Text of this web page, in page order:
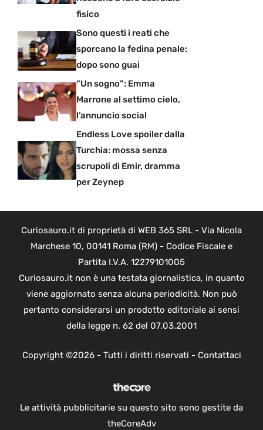
fisico
Sono questi i reati che
sporcano la fedina penale:
dopo sono guai
“Un sogno”: Emma
Marrone al settimo cielo,
l’annuncio social
Endless Love spoiler dalla
Turchia: mossa senza
scrupoli di Emir, dramma
per Zeynep
Curiosauro.it di proprietà di WEB 365 SRL - Via Nicola
Marchese 10, 00141 Roma (RM) - Codice Fiscale e
Partita I.V.A. 12279101005
Curiosauro.it non è una testata giornalistica, in quanto
viene aggiornato senza alcuna periodicità. Non può
pertanto considerarsi un prodotto editoriale ai sensi
della legge n. 62 del 07.03.2001
Copyright ©2026 - Tutti i diritti riservati - Contattaci
Le attività pubblicitarie su questo sito sono gestite da
theCoreAdv